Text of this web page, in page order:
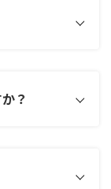
？